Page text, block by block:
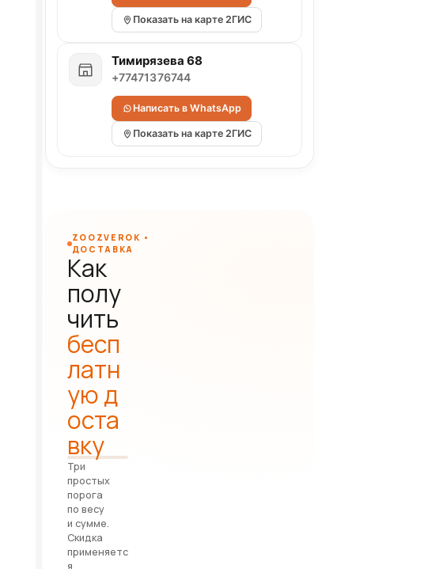
Показать на карте 2ГИС
Тимирязева 68
+77471376744
Написать в WhatsApp
Показать на карте 2ГИС
ZOOZVEROK •
ДОСТАВКА
Как
полу
чить
бесп
латн
ую д
оста
вку
Три
простых
порога
по весу
и сумме.
Скидка
применяетс
я